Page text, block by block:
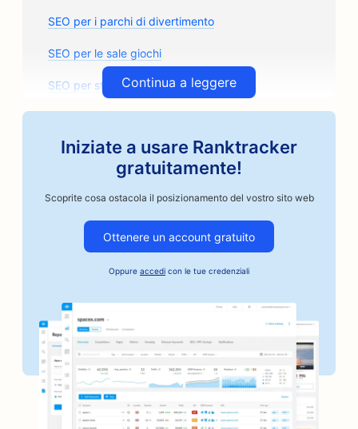
SEO per i parchi di divertimento
SEO per le sale giochi
SEO per studi di architettura
SEO per i negozi di ricambi auto
SEO per le officine di riparazione auto
SEO per le aziende del settore automobilistico
SEO per i servizi di cauzione
SEO per le banche
SEO per panifici
SEO per i barbieri
SEO per i barbecue
Continua a leggere
Iniziate a usare Ranktracker
gratuitamente!
Scoprite cosa ostacola il posizionamento del vostro sito web
Ottenere un account gratuito
Oppure accedi con le tue credenziali